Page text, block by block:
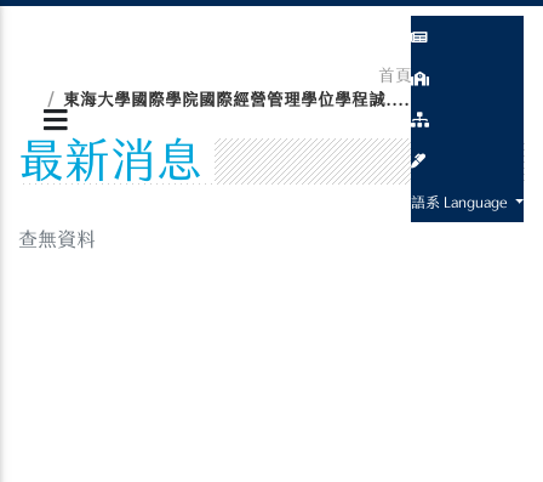
語系 Language
首頁
東海大學國際學院國際經營管理學位學程誠....
最新消息
查無資料